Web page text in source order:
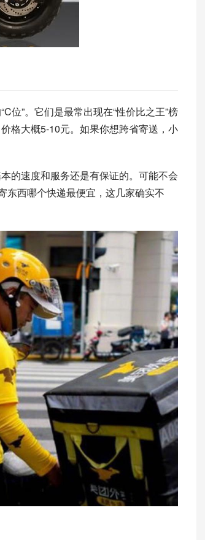
位”。它们是最常出现在“性价比之王”榜
格大概5-10元。如果你想跨省寄送，小
的速度和服务还是有保证的。可能不会
东西哪个快递最便宜，这几家确实不